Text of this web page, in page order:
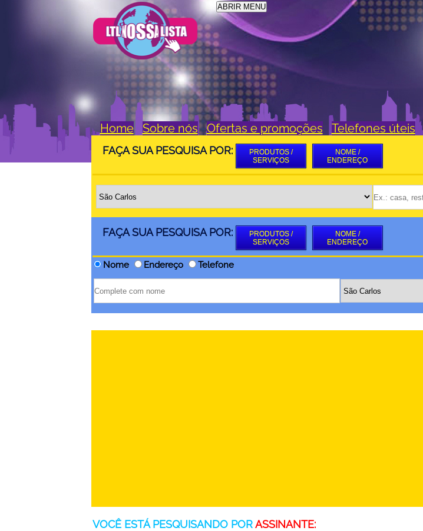
ABRIR MENU
Home Sobre nós Ofertas e promoções Telefones úteis
FAÇA SUA PESQUISA POR:
PRODUTOS /
SERVIÇOS
NOME /
ENDEREÇO
FAÇA SUA PESQUISA POR:
PRODUTOS /
SERVIÇOS
NOME /
ENDEREÇO
Nome Endereço Telefone
VOCÊ ESTÁ PESQUISANDO PORASSINANTE: